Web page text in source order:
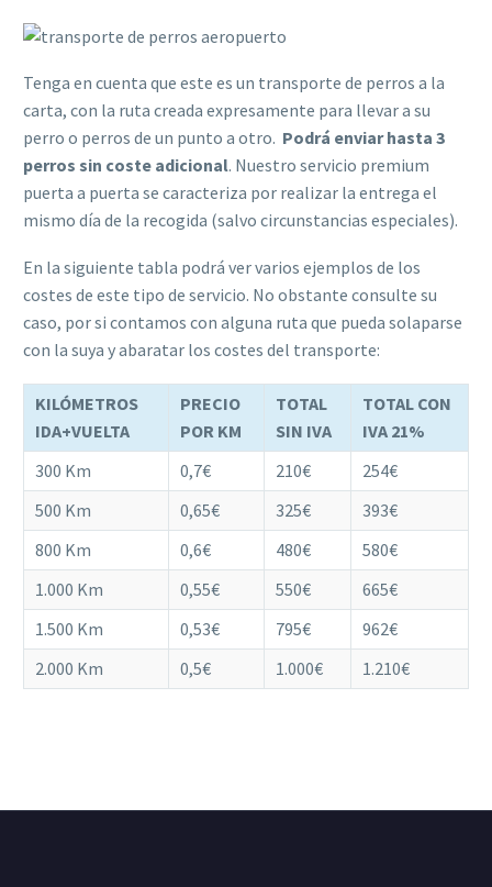
Tenga en cuenta que este es un transporte de perros a la
carta, con la ruta creada expresamente para llevar a su
perro o perros de un punto a otro. Podrá enviar hasta 3
perros sin coste adicional. Nuestro servicio premium
puerta a puerta se caracteriza por realizar la entrega el
mismo día de la recogida (salvo circunstancias especiales).
En la siguiente tabla podrá ver varios ejemplos de los
costes de este tipo de servicio. No obstante consulte su
caso, por si contamos con alguna ruta que pueda solaparse
con la suya y abaratar los costes del transporte:
KILÓMETROS
IDA+VUELTA
PRECIO
POR KM
TOTAL
SIN IVA
TOTAL CON
IVA 21%
300 Km
0,7€ 210€
254€
500 Km
0,65€ 325€
393€
800 Km
0,6€ 480€
580€
1.000 Km
0,55€ 550€
665€
1.500 Km
0,53€ 795€
962€
2.000 Km
0,5€ 1.000€ 1.210€